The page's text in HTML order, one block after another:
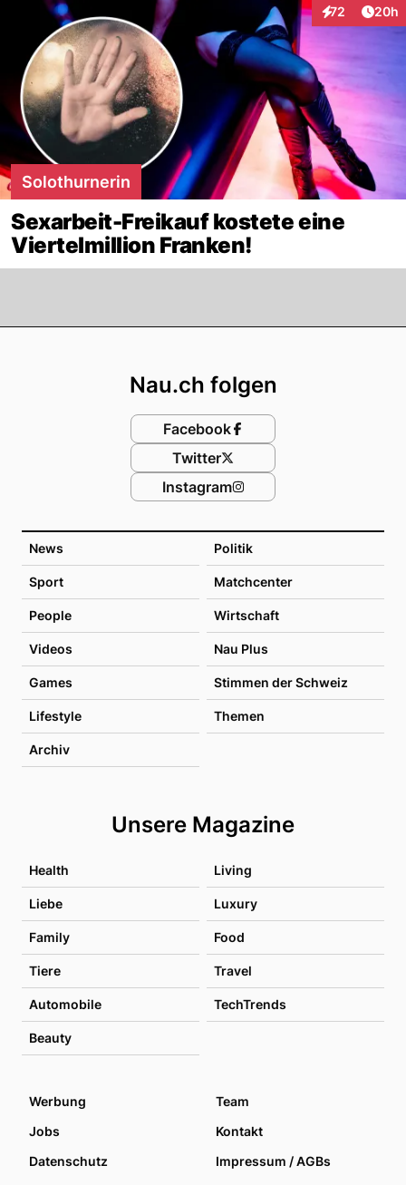
72
Interaktionen
20h
Solothurnerin
Sexarbeit-Freikauf kostete eine
Viertelmillion Franken!
News Politik
Sport Matchcenter
People Wirtschaft
Videos Nau Plus
Games Stimmen der Schweiz
Lifestyle Themen
Archiv
Unsere Magazine
Health Living
Liebe Luxury
Family Food
Tiere Travel
Automobile TechTrends
Beauty
Nau.ch folgen
Facebook
Twitter
Instagram
Werbung
Team
Jobs
Kontakt
Datenschutz
Impressum / AGBs